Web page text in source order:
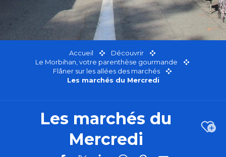
Accueil
Découvrir
Le Morbihan, votre parenthèse gourmande
Flâner sur les allées des marchés
Les marchés du Mercredi
Les marchés du
Mercredi